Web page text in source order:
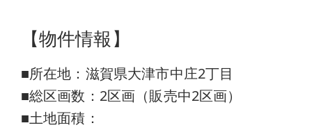
【物件情報】
■所在地：滋賀県大津市中庄2丁目
■総区画数：2区画（販売中2区画）
■土地面積：